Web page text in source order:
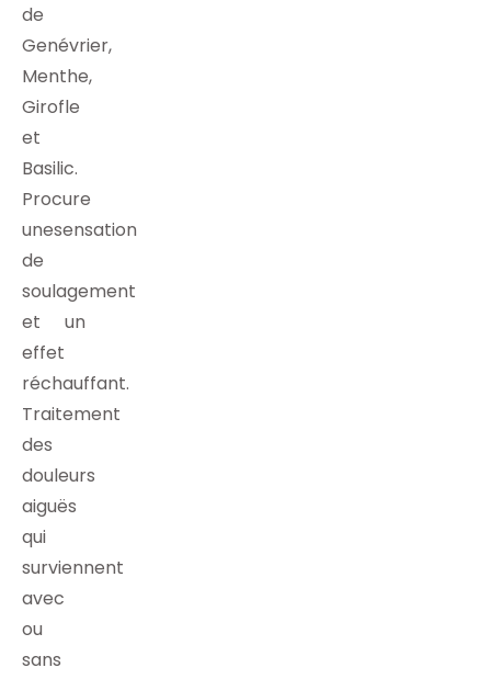
de
Genévrier,
Menthe,
Girofle
et
Basilic.
Procure
unesensation
de
soulagement
et un
effet
réchauffant.
Traitement
des
douleurs
aiguës
qui
surviennent
avec
ou
sans